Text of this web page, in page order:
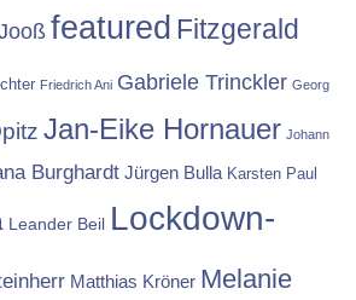
featured Fitzgerald
Friedrich Ani Gabriele Trinckler Georg
Jan-Eike Hornauer Johann
Burghardt Jürgen Bulla Karsten Paul
Leander Beil Lockdown-
Matthias Kröner Melanie